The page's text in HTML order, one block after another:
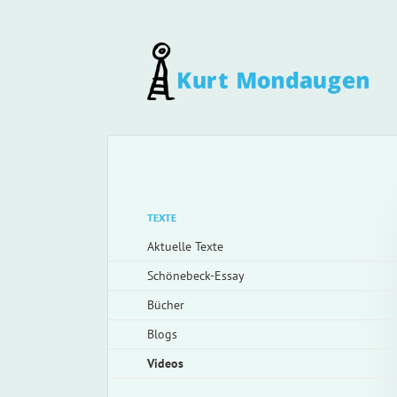
überspringen
Navigation
TEXTE
Aktuelle Texte
Schönebeck-Essay
Bücher
Blogs
Videos